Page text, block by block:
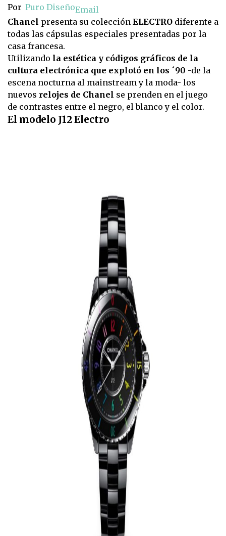
Por Puro DiseñoEmail
Chanel presenta su colección ELECTRO diferente a
todas las cápsulas especiales presentadas por la
casa francesa.
Utilizando la estética y códigos gráficos de la
cultura electrónica que explotó en los ´90 -de la
escena nocturna al mainstream y la moda- los
nuevos relojes de Chanel se prenden en el juego
de contrastes entre el negro, el blanco y el color.
El modelo J12 Electro